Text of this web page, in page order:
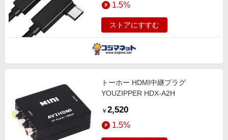
1.5%
ストアにすすむ
トーホー HDMI中継プラグ
YOUZIPPER HDX-A2H
￥ 2,520
1.5%